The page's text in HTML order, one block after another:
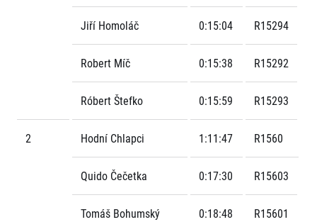
Mobilní aplikace RunCzech
Stáhněte si mobilní aplikaci RunCzech.
Šablony k dárkovému poukazu ke stažení
Akreditace a vše k závodům
Poznámky pro editory
RunCzech Racing
Running Mall
Vítejte v Running Mall
Individuální trénink
Skupinové tréninky
Jiří Homoláč 0:15:04 R15294
Robert Míč 0:15:38 R15292
Róbert Štefko 0:15:59 R15293
2 Hodní Chlapci 1:11:47 R1560
Quido Čečetka 0:17:30 R15603
Tomáš Bohumský 0:18:48 R15601